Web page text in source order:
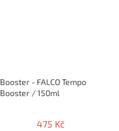
Booster - FALCO Tempo
Booster / 150ml
475 Kč